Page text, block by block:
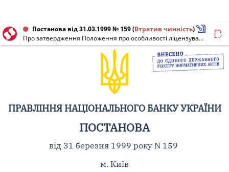
Постанова від 31.03.1999 № 159(Втратив чинність)
Про затвердження Положення про особливості ліцензування, регулювання та аналізу діяльності спеціалізованих розрахункових (клірингових) банків